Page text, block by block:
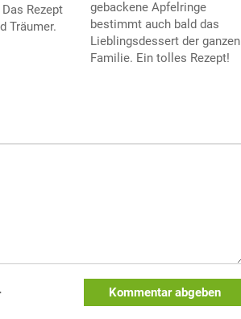
Rezept
Träumer.
gebackene Apfelringe
bestimmt auch bald das
Lieblingsdessert der ganzen
Familie. Ein tolles Rezept!
Kommentar abgeben